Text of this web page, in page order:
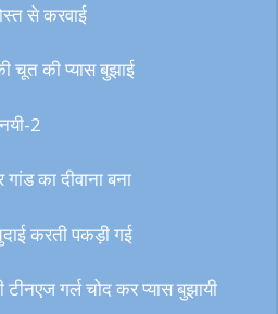
से करवाई
चूत की प्यास बुझाई
2
का दीवाना बना
करती पकड़ी गई
गर्ल चोद कर प्यास बुझायी